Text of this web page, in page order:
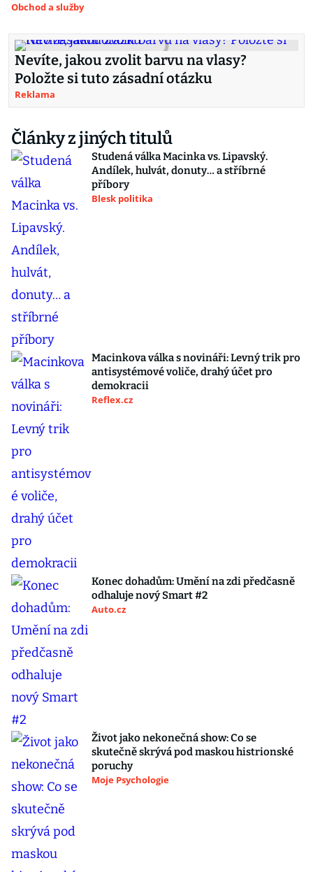
Obchod a služby
Nevíte, jakou zvolit barvu na vlasy?
Položte si tuto zásadní otázku
Reklama
Články z jiných titulů
Studená válka Macinka vs. Lipavský.
Andílek, hulvát, donuty… a stříbrné
příbory
Blesk politika
Macinkova válka s novináři: Levný trik pro
antisystémové voliče, drahý účet pro
demokracii
Reflex.cz
Konec dohadům: Umění na zdi předčasně
odhaluje nový Smart #2
Auto.cz
Život jako nekonečná show: Co se
skutečně skrývá pod maskou histrionské
poruchy
Moje Psychologie